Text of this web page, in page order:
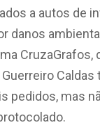
a autos de
danos
CruzaGrafos,
Caldas
pedidos, mas